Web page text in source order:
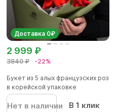
Доставка 0₽
3840 ₽ -22%
2 999 ₽
Букет из 5 алых французских роз
в корейской упаковке
Нет в наличии В 1 клик